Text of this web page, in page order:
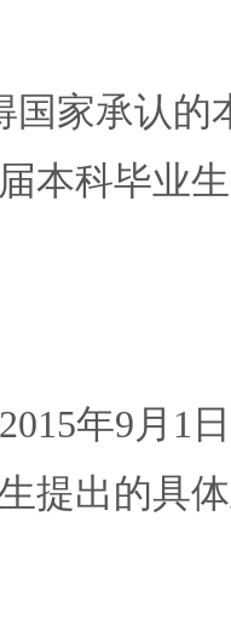
家承认的
本科毕业
年9月1日
提出的具